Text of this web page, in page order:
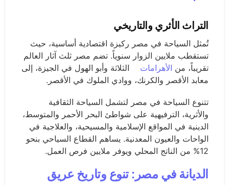
التراث الأثري والتاريخي
تُمثل السياحة في مصر ركيزة اقتصادية أساسية، حيث
تستقطب ملايين الزوار سنوياً. تضم مصر ثلث آثار العالم
تقريباً، من الأهرامات
الثلاثة وأبو الهول في الجيزة، إلى
معابد الأقصر والكرنك، ووادي الملوك في الأقصر.
تتنوع السياحة في مصر لتشمل السياحة الثقافية
والأثرية، الترفيهية على شواطئ البحر الأحمر والمتوسط،
الدينية في المواقع الإسلامية والمسيحية، والعلاجية في
الواحات والعيون المعدنية. يساهم القطاع السياحي بنحو
12% من الناتج المحلي ويوفر ملايين فرص العمل.
الديانة في مصر: تنوع وتاريخ عريق